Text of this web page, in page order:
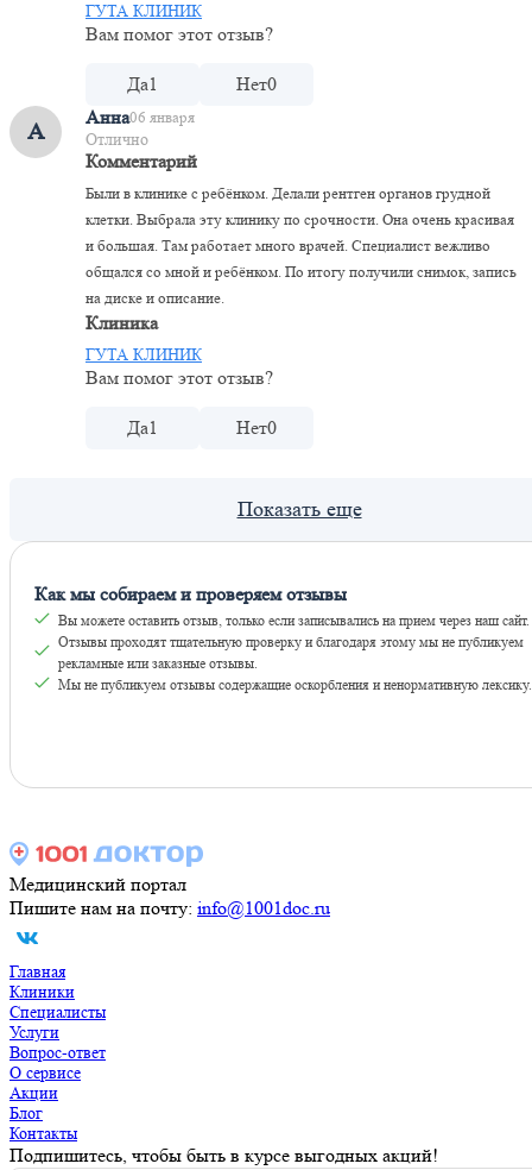
ГУТА КЛИНИК
Вам помог этот отзыв?
Да1 Нет0
А
Анна06 января
Отлично
Комментарий
Были в клинике с ребёнком. Делали рентген органов грудной
клетки. Выбрала эту клинику по срочности. Она очень красивая
и большая. Там работает много врачей. Специалист вежливо
общался со мной и ребёнком. По итогу получили снимок, запись
на диске и описание.
Клиника
ГУТА КЛИНИК
Вам помог этот отзыв?
Да1 Нет0
Как мы собираем и проверяем отзывы
Вы можете оставить отзыв, только если записывались на прием через наш сайт.
Отзывы проходят тщательную проверку и благодаря этому мы не публикуем
рекламные или заказные отзывы.
Мы не публикуем отзывы содержащие оскорбления и ненормативную лексику.
Медицинский портал
Пишите нам на почту: info@1001doc.ru
Главная
Клиники
Специалисты
Услуги
Вопрос-ответ
О сервисе
Акции
Блог
Контакты
Подпишитесь, чтобы быть в курсе выгодных акций!